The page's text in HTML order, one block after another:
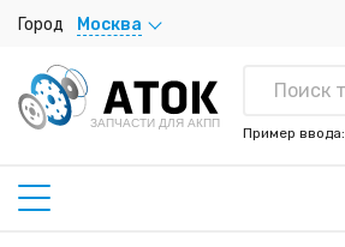
Город Москва
ЗАПЧАСТИ ДЛЯ АКПП
Пример ввода: